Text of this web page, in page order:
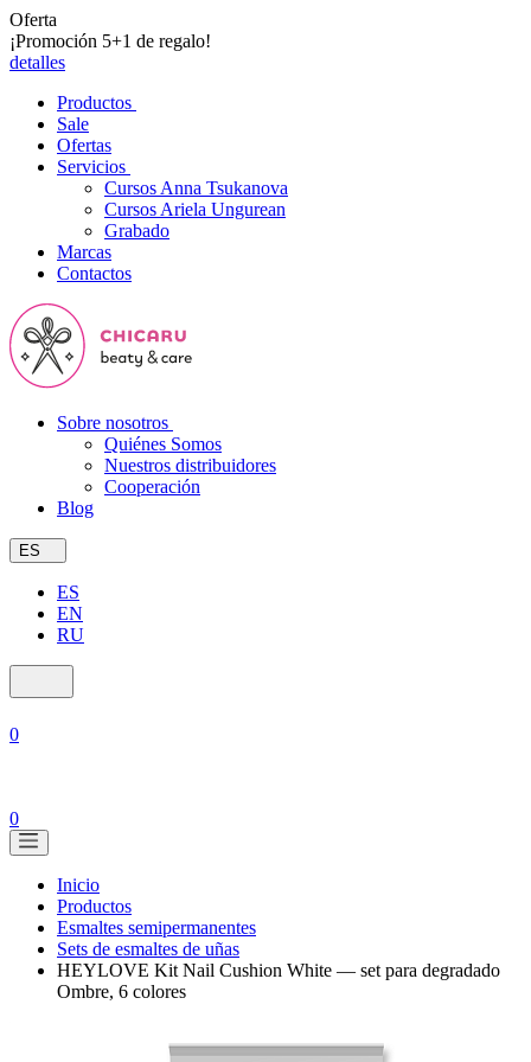
Oferta
¡Promoción 5+1 de regalo!
detalles
Productos
Sale
Ofertas
Servicios
Cursos Anna Tsukanova
Cursos Ariela Ungurean
Grabado
Marcas
Contactos
Sobre nosotros
Quiénes Somos
Nuestros distribuidores
Cooperación
Blog
ES
ES
EN
RU
0
0
Inicio
Productos
Esmaltes semipermanentes
Sets de esmaltes de uñas
HEYLOVE Kit Nail Cushion White — set para degradado
Ombre, 6 colores